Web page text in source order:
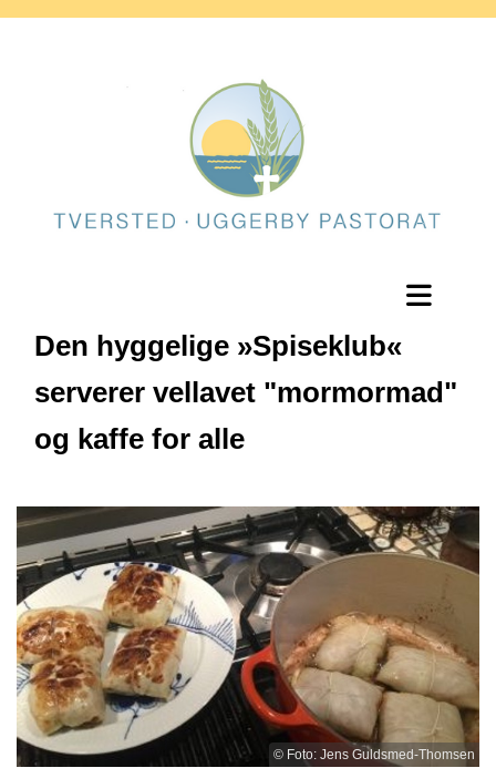
Den hyggelige »Spiseklub«
serverer vellavet "mormormad"
og kaffe for alle
© Foto: Jens Guldsmed-Thomsen